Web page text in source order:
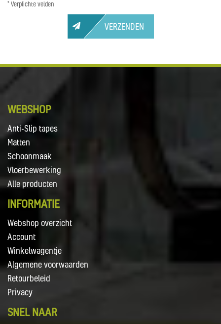
* Verplichte velden
VERZENDEN
WEBSHOP
Anti-Slip tapes
Matten
Schoonmaak
Vloerbewerking
Alle producten
INFORMATIE
Webshop overzicht
Account
Winkelwagentje
Algemene voorwaarden
Retourbeleid
Privacy
SNEL NAAR